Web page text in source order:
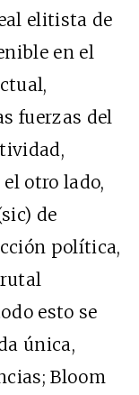
elitista de
en el
fuerzas del
otro lado,
de
política,
esto se
única,
Bloom